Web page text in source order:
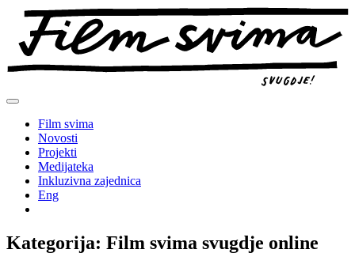
Preskoči
sadržaj
Film svima
Novosti
Projekti
Medijateka
Inkluzivna zajednica
Eng
Kategorija: Film svima svugdje online